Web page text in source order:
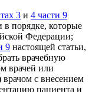
3 и 4 части 9
в порядке, которые
Федерации;
9 настоящей статьи,
врачебную
врачей или
с внесением
пациента и